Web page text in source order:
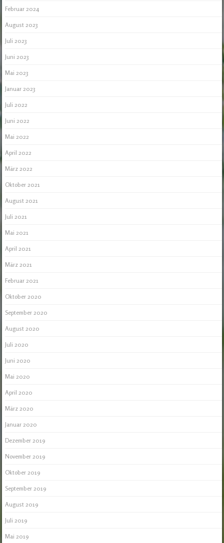
Februar 2024
August 2023
Juli 2023
Juni 2023
Mai 2023
Januar 2023
Juli 2022
Juni 2022
Mai 2022
April 2022
März 2022
Oktober 2021
August 2021
Juli 2021
Mai 2021
April 2021
März 2021
Februar 2021
Oktober 2020
September 2020
August 2020
Juli 2020
Juni 2020
Mai 2020
April 2020
März 2020
Januar 2020
Dezember 2019
November 2019
Oktober 2019
September 2019
August 2019
Juli 2019
Mai 2019